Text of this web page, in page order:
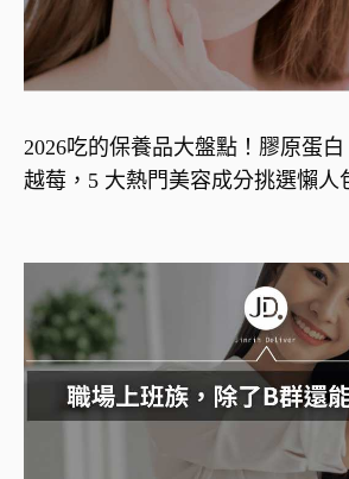
2026吃的保養品大盤點！膠原蛋
越莓，5 大熱門美容成分挑選懶人